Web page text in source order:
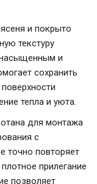
и покрыто
текстуру
и
сохранить
тепла и уюта.
для монтажа
с
точно повторяет
прилегание
позволяет